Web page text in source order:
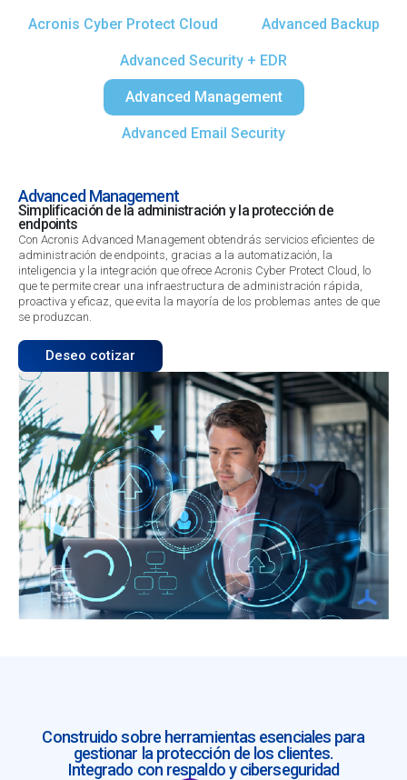
Acronis Cyber Protect Cloud Advanced Backup
Advanced Security + EDR
Advanced Management
Advanced Email Security
Advanced Management
Simplificación de la administración y la protección de
endpoints
Con Acronis Advanced Management obtendrás servicios eficientes de
administración de endpoints, gracias a la automatización, la
inteligencia y la integración que ofrece Acronis Cyber Protect Cloud, lo
que te permite crear una infraestructura de administración rápida,
proactiva y eficaz, que evita la mayoría de los problemas antes de que
se produzcan.
Deseo cotizar
Construido sobre herramientas esenciales para
gestionar la protección de los clientes.
Integrado con respaldo y ciberseguridad